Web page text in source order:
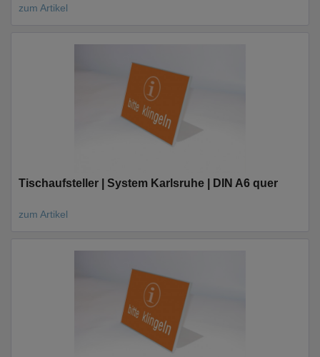
zum Artikel
Tischaufsteller | System Karlsruhe | DIN A6 quer
zum Artikel